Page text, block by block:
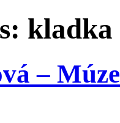
kladka
–